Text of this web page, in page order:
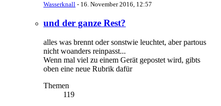
Wasserknall - 16. November 2016, 12:57
und der ganze Rest?
alles was brennt oder sonstwie leuchtet, aber partous
nicht woanders reinpasst...
Wenn mal viel zu einem Gerät gepostet wird, gibts
oben eine neue Rubrik dafür
Themen
119